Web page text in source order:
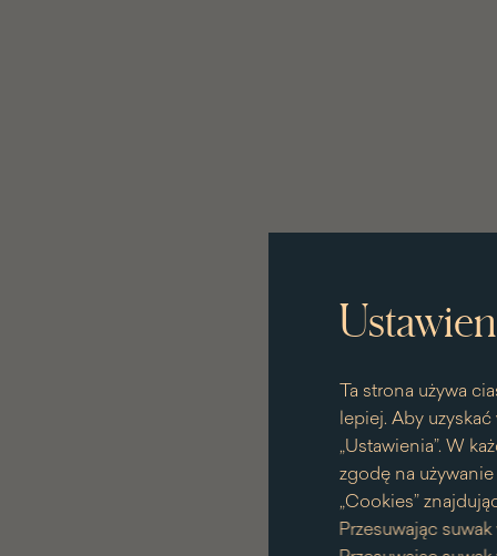
Ta strona używa
lepiej. Aby
„Ustawienia”. W
zgodę na
„Cookies”
Przesuwając